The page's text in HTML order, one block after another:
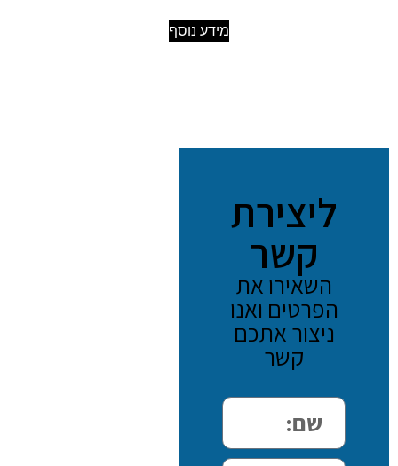
מידע נוסף
ליצירת
קשר
השאירו את
הפרטים ואנו
ניצור אתכם
קשר